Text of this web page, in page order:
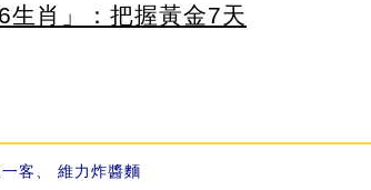
生肖」：把握黃金7天
客 維力炸醬麵